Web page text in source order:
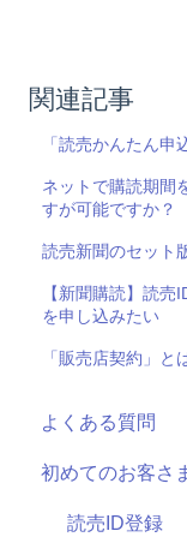
関連記事
「読売かんたん申
ネットで購読期間
すが可能ですか？
読売新聞のセット
【新聞購読】読
を申し込みたい
「販売店契約」と
よくある質問
初めてのお客さ
読売ID登録